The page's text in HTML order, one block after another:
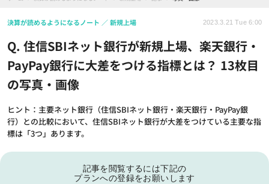
Q. 住信SBIネット銀行が新規上場、楽天銀行・
PayPay銀行に大差をつける指標とは？ 13枚目
の写真・画像
ヒント：主要ネット銀行（住信SBIネット銀行・楽天銀行・PayPay銀
行）との比較において、住信SBIネット銀行が大差をつけている主要な指
標は「3つ」あります。
決算が読めるようになるノート 新規上場 2023.3.21 Tue 6:00
記事を閲覧するには下記の
プランへの登録をお願いします